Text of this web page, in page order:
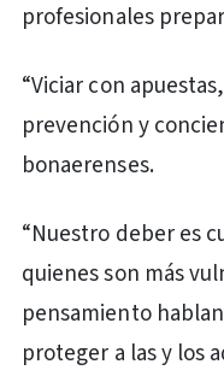
profesionales
“Viciar con
prevención y
bonaerenses.
“Nuestro deber es
quienes son más
pensamiento
proteger a las y los